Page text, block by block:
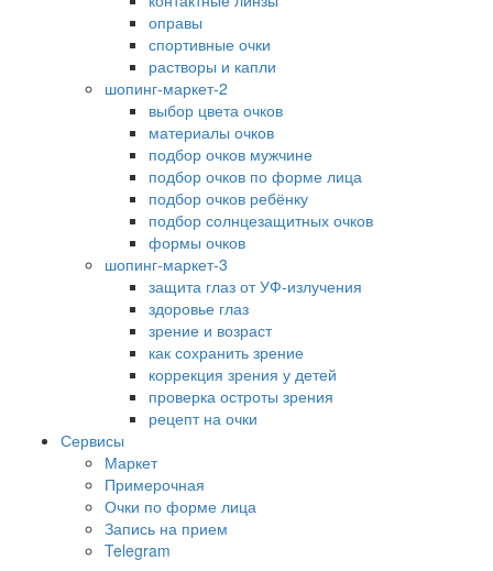
оправы
спортивные очки
растворы и капли
шопинг-маркет-2
выбор цвета очков
материалы очков
подбор очков мужчине
подбор очков по форме лица
подбор очков ребёнку
подбор солнцезащитных очков
формы очков
шопинг-маркет-3
защита глаз от УФ-излучения
здоровье глаз
зрение и возраст
как сохранить зрение
коррекция зрения у детей
проверка остроты зрения
рецепт на очки
Сервисы
Маркет
Примерочная
Очки по форме лица
Запись на прием
Telegram